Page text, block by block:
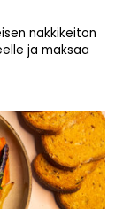
nakkikeiton
ja maksaa